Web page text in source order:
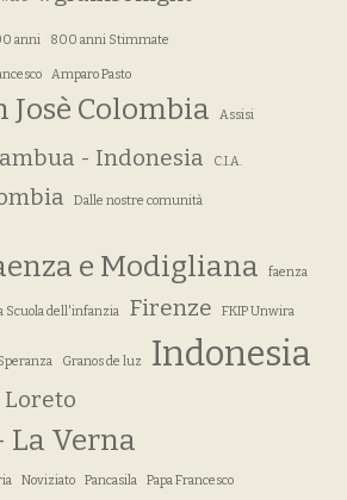
anni 800 anni Stimmate
Amparo Pasto
Josè Colombia Assisi
- Indonesia C.I.A.
Dalle nostre comunità
e Modigliana faenza
Scuola dell'infanzia Firenze FKIP Unwira
Granos de luz Indonesia
Loreto
Verna
Noviziato Pancasila
Papa Francesco